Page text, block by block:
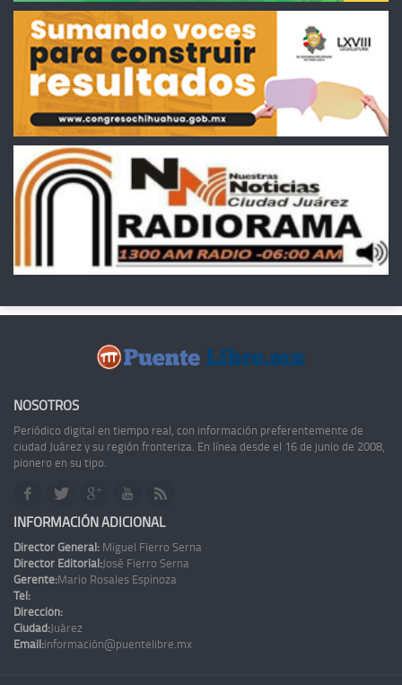
NOSOTROS
Periódico digital en tiempo real, con información preferentemente de
ciudad Juárez y su región fronteriza. En línea desde el 16 de junio de 2008,
pionero en su tipo.
INFORMACIÓN ADICIONAL
Director General: Miguel Fierro Serna
Director Editorial:José Fierro Serna
Gerente:Mario Rosales Espinoza
Tel:
Dirección:
Ciudad:Juárez
Email:información@puentelibre.mx